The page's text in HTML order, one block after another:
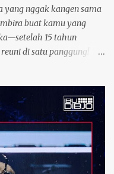
yang nggak kangen sama
buat kamu yang
15 tahun
di satu panggung!
semua lagu hits
kamu, bakal kembali
fresh. Catat
Selatan! Siap-siap
sekadar konser, tapi
ke era terbaik musik